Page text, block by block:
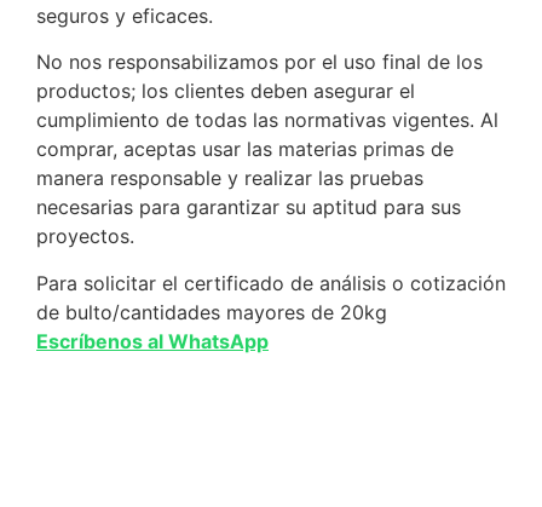
seguros y eficaces.
No nos responsabilizamos por el uso final de los
productos; los clientes deben asegurar el
cumplimiento de todas las normativas vigentes. Al
comprar, aceptas usar las materias primas de
manera responsable y realizar las pruebas
necesarias para garantizar su aptitud para sus
proyectos.
Para solicitar el certificado de análisis o cotización
de bulto/cantidades mayores de 20kg
Escríbenos al WhatsApp